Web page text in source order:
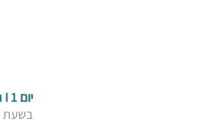
יום 1 I ת"א - טביליסי
בשעת